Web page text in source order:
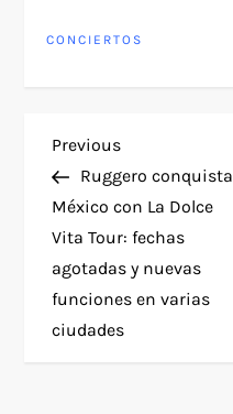
Guadalajara
CONCIERTOS
P
o
s
t
Previous
Post
Previous
Ruggero conquista
México con La Dolce
Vita Tour: fechas
agotadas y nuevas
funciones en varias
ciudades